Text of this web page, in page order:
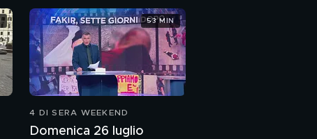
4 DI SERA WEEKEND
Domenica 26 luglio
53 MIN